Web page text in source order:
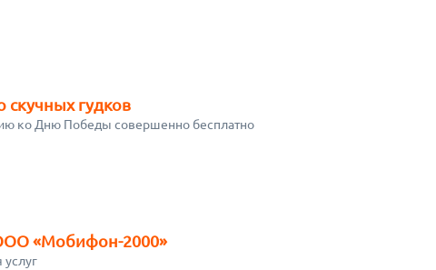
скучных гудков
ко Дню Победы совершенно бесплатно
«Мобифон-2000»